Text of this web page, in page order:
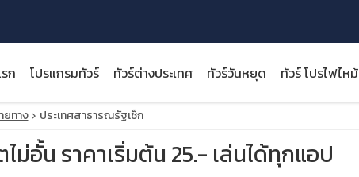
ก โปรแกรมทัวร์ ทัวร์ต่างประเทศ ทัวร์วันหยุด ทัวร์ โปรไฟไหม้
ยทาง ประเทศสาธารณรัฐเช็ก
ม่อั้น ราคาเริ่มต้น 25.- เล่นได้ทุกแอป